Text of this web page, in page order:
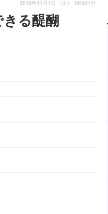
る醍醐
2016年11月1日（火） 16時01分